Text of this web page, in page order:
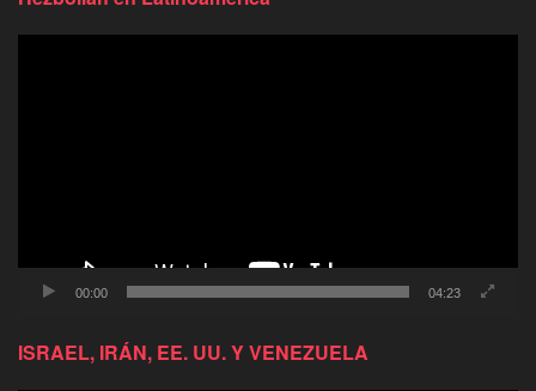
00:00 04:23
ISRAEL, IRÁN, EE. UU. Y VENEZUELA